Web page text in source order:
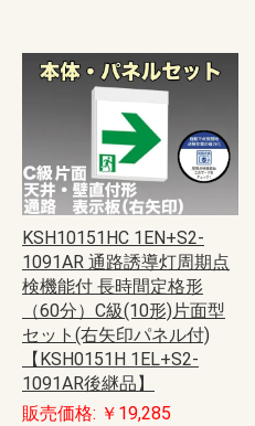
KSH10151HC 1EN+S2-
1091AR 通路誘導灯周期点
検機能付 長時間定格形
（60分）C級(10形)片面型
セット(右矢印パネル付)
【KSH0151H 1EL+S2-
1091AR後継品】
販売価格: ￥19,285